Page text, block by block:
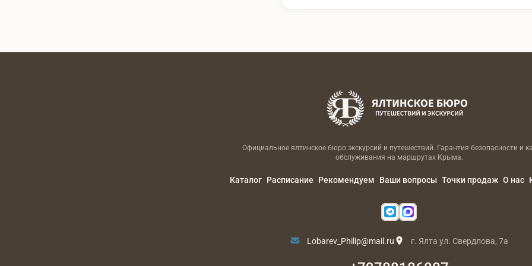
Официальное ялтинское бюро экскурсий и путешествий. Гарантия безопасности и
обслуживания на маршрутах Крыма.
Каталог Расписание Рекомендуем Ваши вопросы Точки продаж О нас
Lobarev_Philip@mail.ru г. Ялта ул. Свердлова, 7а